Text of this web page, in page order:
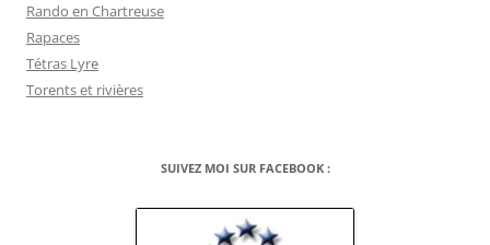
Rando en Chartreuse
Rapaces
Tétras Lyre
Torents et rivières
SUIVEZ MOI SUR FACEBOOK :